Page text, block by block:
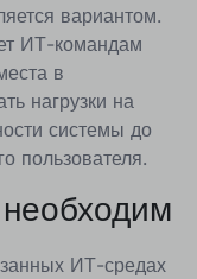
вариантом.
ИТ-командам
в
нагрузки на
системы до
пользователя.
ИТ-средах